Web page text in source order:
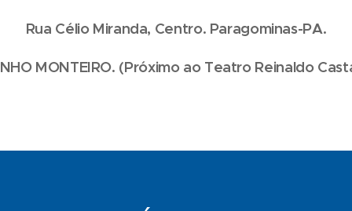
Rua Célio Miranda, Centro. Paragominas-PA.
MONTEIRO. (Próximo ao Teatro Reinaldo